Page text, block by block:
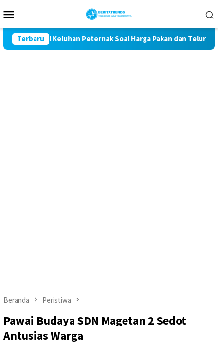
ke
Mobile
Terbaru
Kawal Keluhan Peternak Soal Harga Pakan dan Telur
Beranda Peristiwa
Pawai Budaya SDN Magetan 2 Sedot
Antusias Warga